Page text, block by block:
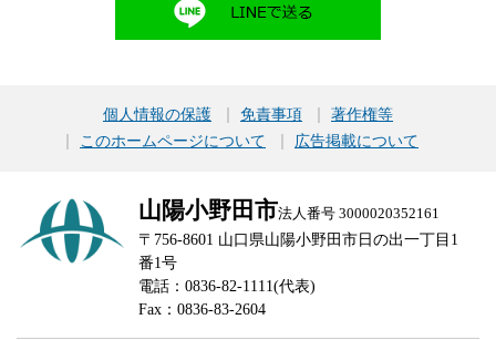
個人情報の保護 免責事項
著作権等
このホームページについて
広告掲載について
山陽小野田市法人番号 3000020352161
〒756-8601 山口県山陽小野田市日の出一丁目1
番1号
電話：0836-82-1111(代表)
Fax：0836-83-2604